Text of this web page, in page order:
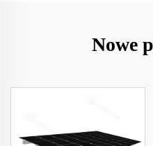
Nowe